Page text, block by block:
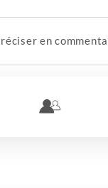
en